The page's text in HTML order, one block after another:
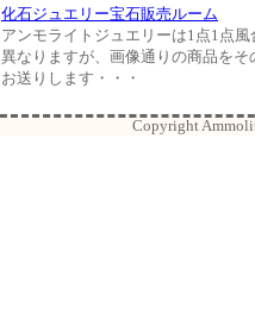
化石ジュエリー宝石販売ルーム
アンモライトジュエリーは1点1点風
異なりますが、画像通りの商品をそ
お送りします・・・
Copyright